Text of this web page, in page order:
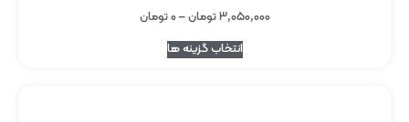
۳,۰۵۰,۰۰۰تومان–۰تومان
انتخاب گزینه ها